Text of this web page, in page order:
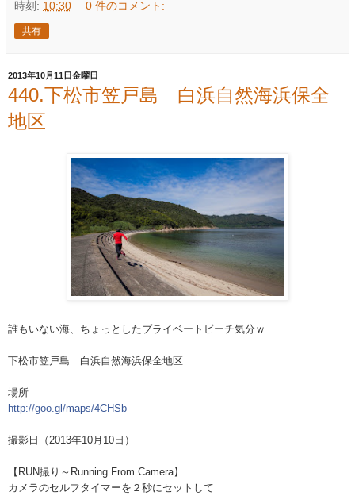
時刻: 10:30 0 件のコメント:
共有
2013年10月11日金曜日
440.下松市笠戸島 白浜自然海浜保全
地区
誰もいない海、ちょっとしたプライベートビーチ気分ｗ
下松市笠戸島 白浜自然海浜保全地区
場所
http://goo.gl/maps/4CHSb
撮影日（2013年10月10日）
【RUN撮り～Running From Camera】
カメラのセルフタイマーを２秒にセットして